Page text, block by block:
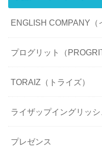
ENGLISH COMPANY（
プログリット（
TORAIZ（トライズ）
ライザップイングリッシ
プレゼンス